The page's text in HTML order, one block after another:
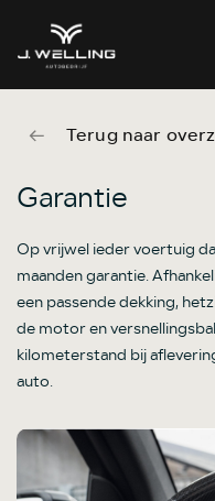
Home
Aanbod
Over ons
Verkocht
Contact
Terug naar
Garantie
Op vrijwel ieder voertuig
maanden garantie.
een passende dekking,
de motor en
kilometerstand bij
auto.